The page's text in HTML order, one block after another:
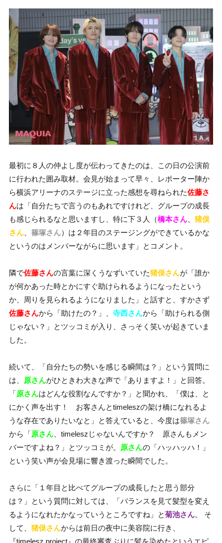
最初に８人の仲よし度が伝わってきたのは、この日の公演前
に行われた囲み取材。会見が始まって早々、レポーター陣か
ら横浜アリーナのステージに立った感想を尋ねられた佐藤さ
んは「自分たちで言うのもあれですけれど、グループの成長
も感じられるなと思いますし、特に下３人（橋本さん
猪俣
さん
篠塚さん）は２年目のステージングができているかな
というのはメンバーながらに思います」とコメント。
隣で佐藤さんの言葉に深くうなずいていた猪俣さんが「誰か
が何かあった時とかにすぐ助けられるようになったという
か、周りを見られるようになりました」と話すと、すかさず
佐藤さんから「助けたの？」、 寺西さんから「助けられる側
じゃない？」とツッコミが入り、さっそく笑いが起きていま
した。
続いて、「自分たちの勢いを感じる瞬間は？」という質問に
は、
原さんがひときわ大きな声で「ありますよ！」と回答。
「原さんはどんな役割なんですか？」と聞かれ、「僕は、と
にかく声を出す！ お客さんとtimeleszの架け橋になれるよ
うな存在でありたいなと」と答えていると、今度は篠塚さん
から「原さん 、timeleszじゃないんですか？ 原さんもメン
バーですよね？」とツッコミが。
原さんの「ハッハッハ！」
という笑い声が会見場に響き渡った瞬間でした。
さらに「１年目と比べてグループの成長したと思う部分
は？」という質問に対しては、「バランスを見て髪型を変え
るようになれたかなっていうところですね」と菊池さん。 そ
して、 猪俣さんからは前日の夜中に美容院に行き、